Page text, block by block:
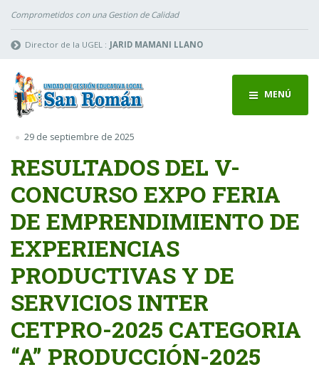
Comprometidos con una Gestion de Calidad
Director de la UGEL : JARID MAMANI LLANO
MENÚ
29 de septiembre de 2025
RESULTADOS DEL V-
CONCURSO EXPO FERIA
DE EMPRENDIMIENTO DE
EXPERIENCIAS
PRODUCTIVAS Y DE
SERVICIOS INTER
CETPRO-2025 CATEGORIA
“A” PRODUCCIÓN-2025